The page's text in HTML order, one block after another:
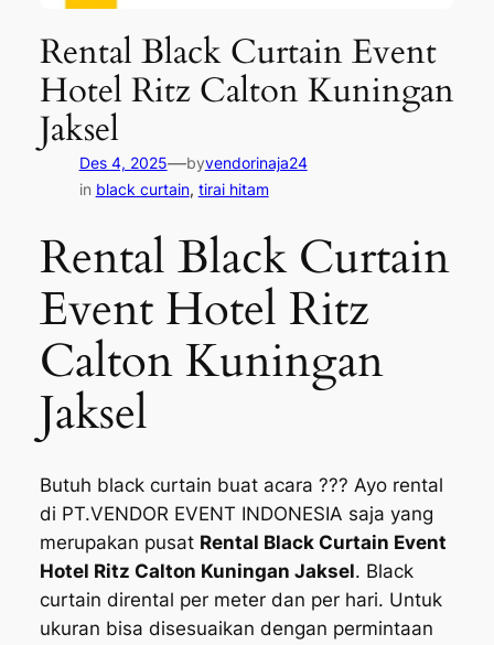
Rental Black Curtain Event
Hotel Ritz Calton Kuningan
Jaksel
Des 4, 2025—byvendorinaja24
in black curtain, tirai hitam
Rental Black Curtain
Event Hotel Ritz
Calton Kuningan
Jaksel
Butuh black curtain buat acara ??? Ayo rental
di PT.VENDOR EVENT INDONESIA saja yang
merupakan pusat Rental Black Curtain Event
Hotel Ritz Calton Kuningan Jaksel. Black
curtain dirental per meter dan per hari. Untuk
ukuran bisa disesuaikan dengan permintaan